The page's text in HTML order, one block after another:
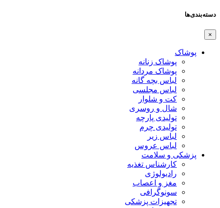
دسته‌بندی‌ها
×
پوشاک
پوشاک زنانه
پوشاک مردانه
لباس بچه گانه
لباس مجلسی
کت و شلوار
شال و روسری
تولیدی پارچه
تولیدی چرم
لباس زیر
لباس عروس
پزشکی و سلامت
کارشناس تغذیه
رادیولوژی
مغز و اعصاب
سونوگرافی
تجهیزات پزشکی